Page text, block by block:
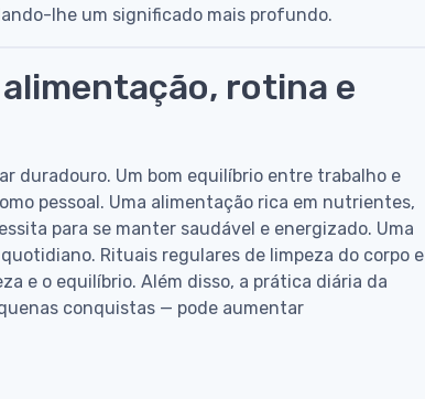
lhe um significado mais profundo.
rotina e
duradouro. Um bom equilíbrio entre trabalho e
pessoal. Uma alimentação rica em nutrientes,
para se manter saudável e energizado. Uma
Rituais regulares de limpeza do corpo e
e o equilíbrio. Além disso, a prática diária da
conquistas — pode aumentar